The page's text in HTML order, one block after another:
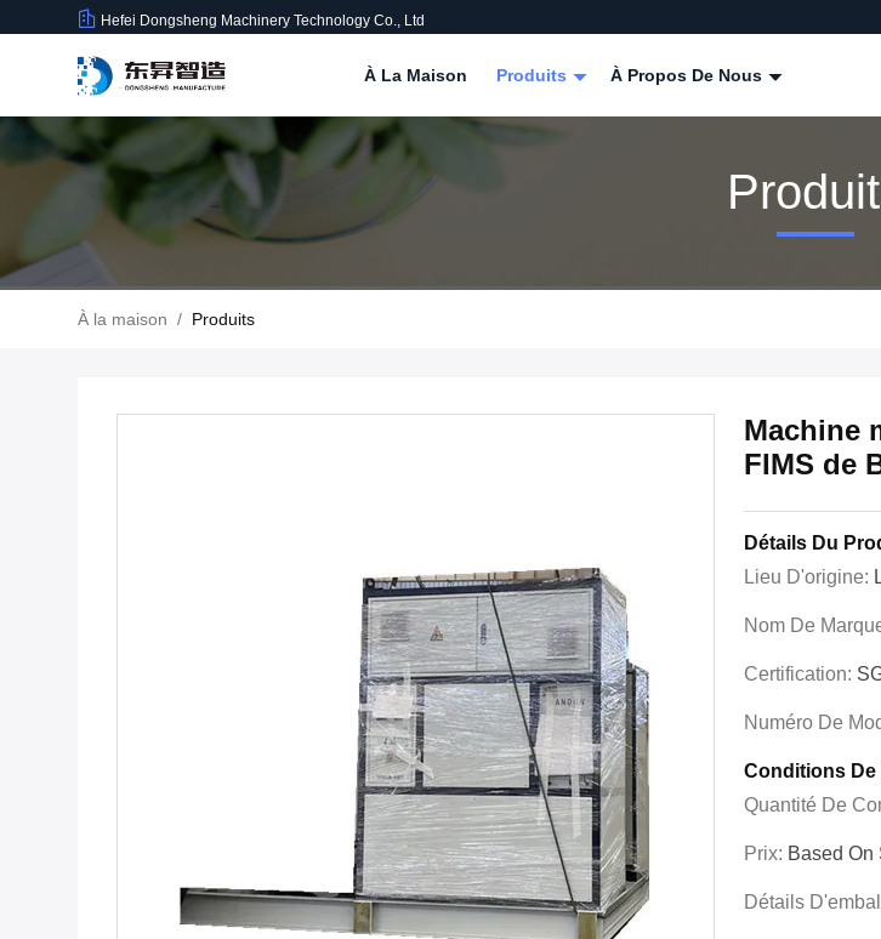
Hefei Dongsheng Machinery Technology Co., Ltd
À La Maison Produits À Propos De Nous
À la maison / Produits
Machine
FIMS de
Détails Du
Lieu D'origine:
Nom De
Certification:
Numéro De
Conditions De
Quantité De
Prix: Based On
Détails